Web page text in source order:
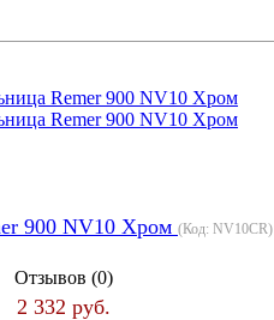
900 NV10 Хром (Код: NV10CR)
Отзывов (0)
2 332 руб.